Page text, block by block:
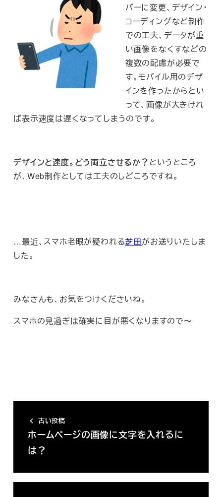
バーに変更、デザイン・
コーディングなど制作
での工夫、データが重
い画像をなくすなどの
複数の配慮が必要で
す。モバイル用のデザ
インを作ったからとい
って、画像が大きけれ
ば表示速度は遅くなってしまうのです。
デザインと速度。どう両立させるか？というところ
が、Web制作としては工夫のしどころですね。
…最近、スマホ老眼が疑われる芝田がお送りいたしま
した。
みなさんも、お気をつけくださいね。
スマホの見過ぎは確実に目が悪くなりますので〜
古い投稿
ホームページの画像に文字を入れるに
は？